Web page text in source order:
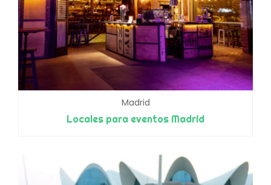
Madrid
Locales para eventos Madrid